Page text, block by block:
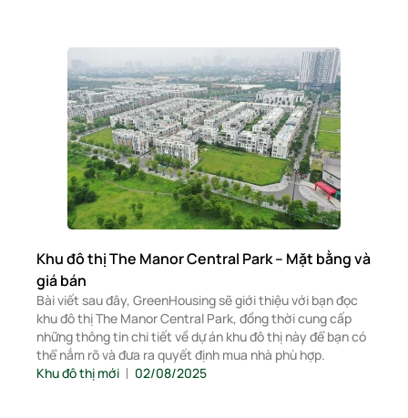
Khu đô thị The Manor Central Park – Mặt bằng và
giá bán
Bài viết sau đây, GreenHousing sẽ giới thiệu với bạn đọc
khu đô thị The Manor Central Park, đồng thời cung cấp
những thông tin chi tiết về dự án khu đô thị này để bạn có
thể nắm rõ và đưa ra quyết định mua nhà phù hợp.
Khu đô thị mới
02/08/2025